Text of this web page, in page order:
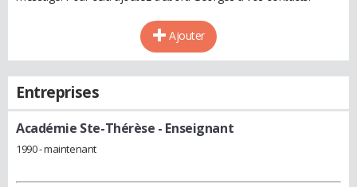
Ajouter
Entreprises
Académie Ste-Thérèse - Enseignant
1990 - maintenant